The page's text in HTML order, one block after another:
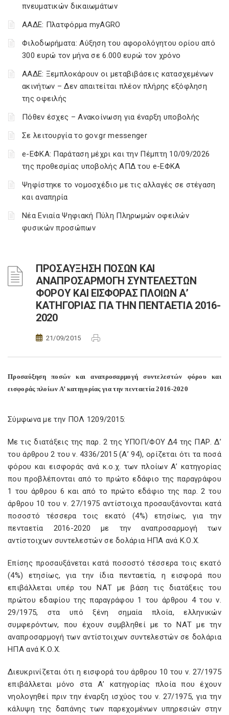
πνευματικών δικαιωμάτων
ΑΑΔΕ: Πλατφόρμα myAGRO
Φιλοδωρήματα: Αύξηση του αφορολόγητου ορίου από
300 ευρώ τον μήνα σε 6.000 ευρώ τον χρόνο
ΑΑΔΕ: Ξεμπλοκάρουν οι μεταβιβάσεις κατασχεμένων
ακινήτων – Δεν απαιτείται πλέον πλήρης εξόφληση
της οφειλής
Πόθεν έσχες – Ανακοίνωση για έναρξη υποβολής
Σε λειτουργία το gov.gr messenger
e-ΕΦΚΑ: Παράταση μέχρι και την Πέμπτη 10/09/2026
της προθεσμίας υποβολής ΑΠΔ του e-ΕΦΚΑ
Ψηφίστηκε το νομοσχέδιο με τις αλλαγές σε στέγαση
και αναπηρία
Νέα Ενιαία Ψηφιακή Πύλη Πληρωμών οφειλών
φυσικών προσώπων
ΠΡΟΣΑΥΞΗΣΗ ΠΟΣΩΝ ΚΑΙ
ΑΝΑΠΡΟΣΑΡΜΟΓΗ ΣΥΝΤΕΛΕΣΤΩΝ
ΦΟΡΟΥ ΚΑΙ ΕΙΣΦΟΡΑΣ ΠΛΟΙΩΝ Α’
ΚΑΤΗΓΟΡΙΑΣ ΓΙΑ ΤΗΝ ΠΕΝΤΑΕΤΙΑ 2016-
2020
21/09/2015
Προσαύξηση ποσών και αναπροσαρμογή συντελεστών φόρου και
εισφοράς πλοίων Α’ κατηγορίας για την πενταετία 2016-2020
Σύμφωνα με την ΠΟΛ 1209/2015:
Με τις διατάξεις της παρ. 2 της ΥΠΟΠ/ΦΟΥ Δ4 της ΠΑΡ. Δ’
του άρθρου 2 του ν. 4336/2015 (Α’ 94), ορίζεται ότι τα ποσά
φόρου και εισφοράς ανά κ.ο.χ. των πλοίων Α’ κατηγορίας
που προβλέπονται από το πρώτο εδάφιο της παραγράφου
1 του άρθρου 6 και από το πρώτο εδάφιο της παρ. 2 του
άρθρου 10 του ν. 27/1975 αντίστοιχα προσαυξάνονται κατά
ποσοστό τέσσερα τοις εκατό (4%) ετησίως, για την
πενταετία 2016-2020 με την αναπροσαρμογή των
αντίστοιχων συντελεστών σε δολάρια ΗΠΑ ανά Κ.Ο.Χ.
Επίσης προσαυξάνεται κατά ποσοστό τέσσερα τοις εκατό
(4%) ετησίως, για την ίδια πενταετία, η εισφορά που
επιβάλλεται υπέρ του ΝΑΤ με βάση τις διατάξεις του
πρώτου εδαφίου της παραγράφου 1 του άρθρου 4 του ν.
29/1975, στα υπό ξένη σημαία πλοία, ελληνικών
συμφερόντων, που έχουν συμβληθεί με το ΝΑΤ με την
αναπροσαρμογή των αντίστοιχων συντελεστών σε δολάρια
ΗΠΑ ανά Κ.Ο.Χ.
Διευκρινίζεται ότι η εισφορά του άρθρου 10 του ν. 27/1975
επιβάλλεται μόνο στα Α’ κατηγορίας πλοία που έχουν
νηολογηθεί πριν την έναρξη ισχύος του ν. 27/1975, για την
κάλυψη της δαπάνης των παρεχομένων υπηρεσιών στην